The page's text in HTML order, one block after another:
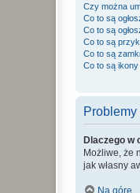
Czy można
Co to są
Co to są
Co to są
Co to są
Co to są ikony
Dlaczego w
Możliwe, że
jak własny
Na górę